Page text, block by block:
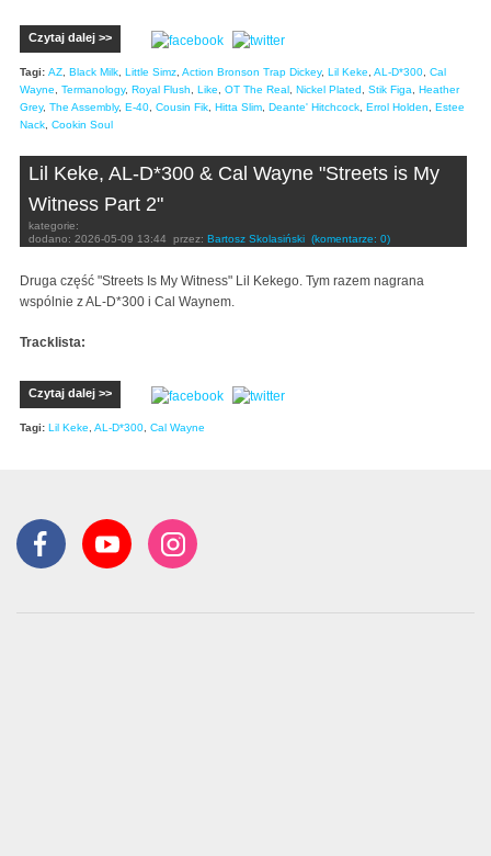
Czytaj dalej >>
Tagi: AZ Black Milk Little Simz Action Bronson Trap Dickey, Lil Keke AL-D*300 Cal
Wayne
Termanology, Royal Flush Like OT The Real Nickel Plated Stik Figa
Heather
Grey, The Assembly, E-40 Cousin Fik Hitta Slim Deante' Hitchcock Errol Holden
Estee
Nack Cookin Soul
Lil Keke, AL-D*300 & Cal Wayne "Streets is My
Witness Part 2"
kategorie:
dodano: 2026-05-09 13:44 przez: Bartosz Skolasiński (komentarze: 0)
Druga część "Streets Is My Witness" Lil Kekego. Tym razem nagrana
wspólnie z AL-D*300 i Cal Waynem.
Tracklista:
Czytaj dalej >>
Tagi: Lil Keke AL-D*300 Cal Wayne